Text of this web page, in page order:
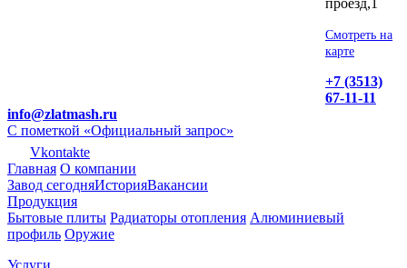
Смотреть на
карте
+7 (3513)
67-11-11
info@zlatmash.ru
С пометкой «Официальный запрос»
Vkontakte
Главная О компании
Завод сегодняИсторияВакансии
Продукция
Бытовые плиты Радиаторы отопления Алюминиевый
профиль Оружие
Услуги